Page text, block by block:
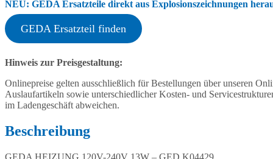
NEU: GEDA Ersatzteile direkt aus Explosionszeichnungen
GEDA Ersatzteil finden
Hinweis zur Preisgestaltung:
Onlinepreise gelten ausschließlich für Bestellungen über unseren
Auslaufartikeln sowie unterschiedlicher Kosten- und
im Ladengeschäft abweichen.
Beschreibung
GEDA HEIZUNG 120V-240V 13W – GED K04429